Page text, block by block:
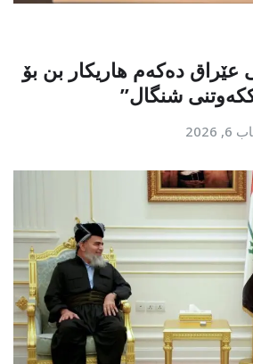
عێراق دەكەم هاریكار بن بۆ
شنگال”
6, 2026